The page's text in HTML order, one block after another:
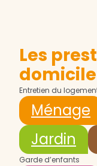
Les
domicile
Entretien du
Ménage
Jardin
Garde d’enfants